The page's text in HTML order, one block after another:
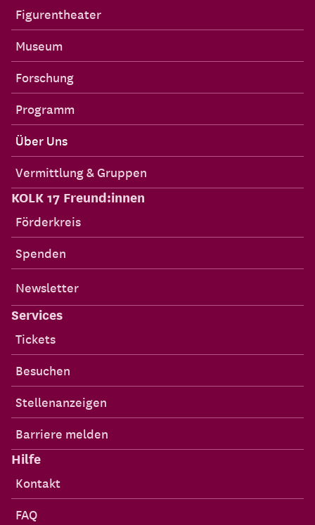
Figurentheater
Museum
Forschung
Programm
Über Uns
Vermittlung & Gruppen
KOLK 17 Freund:innen
Förderkreis
Spenden
Newsletter
Services
Tickets
Besuchen
Stellenanzeigen
Barriere melden
Hilfe
Kontakt
FAQ